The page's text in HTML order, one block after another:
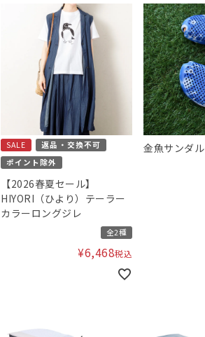
SALE
返品・交換不可
ポイント除外
【2026春夏セール】
HIYORI（ひより）テーラー
カラーロングジレ
全2種
¥6,468税込
金魚サンダル